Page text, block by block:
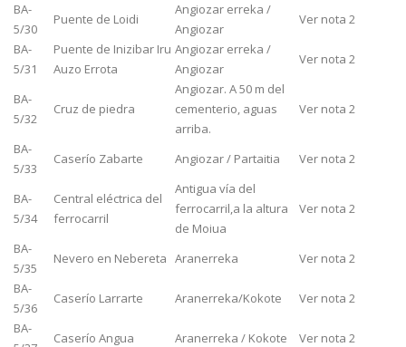
BA-
5/30
Puente de Loidi
Angiozar erreka /
Angiozar
Ver nota 2
BA-
5/31
Puente de Inizibar Iru
Auzo Errota
Angiozar erreka /
Angiozar
Ver nota 2
BA-
5/32
Cruz de piedra
Angiozar. A 50 m del
cementerio, aguas
arriba.
Ver nota 2
BA-
5/33
Caserío Zabarte Angiozar / Partaitia Ver nota 2
BA-
5/34
Central eléctrica del
ferrocarril
Antigua vía del
ferrocarril,a la altura
de Moiua
Ver nota 2
BA-
5/35
Nevero en Nebereta Aranerreka
Ver nota 2
BA-
5/36
Caserío Larrarte Aranerreka/Kokote
Ver nota 2
BA-
Caserío Angua Aranerreka / Kokote
Ver nota 2